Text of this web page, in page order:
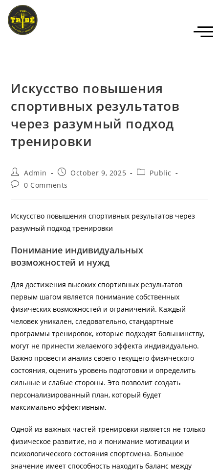
Искусство повышения
спортивных результатов
через разумный подход
тренировки
Admin October 9, 2025
Public
0 Comments
Искусство повышения спортивных результатов через
разумный подход тренировки
Понимание индивидуальных
возможностей и нужд
Для достижения высоких спортивных результатов
первым шагом является понимание собственных
физических возможностей и ограничений. Каждый
человек уникален, следовательно, стандартные
программы тренировок, которые подходят большинству,
могут не принести желаемого эффекта индивидуально.
Важно провести анализ своего текущего физического
состояния, оценить уровень подготовки и определить
сильные и слабые стороны. Это позволит создать
персонализированный план, который будет
максимально эффективным.
Одной из важных частей тренировки является не только
физическое развитие, но и понимание мотивации и
психологического состояния спортсмена. Большое
значение имеет способность находить баланс между